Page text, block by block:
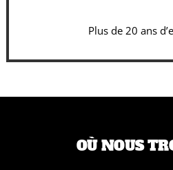
Plus de 20 ans
OÙ NOUS